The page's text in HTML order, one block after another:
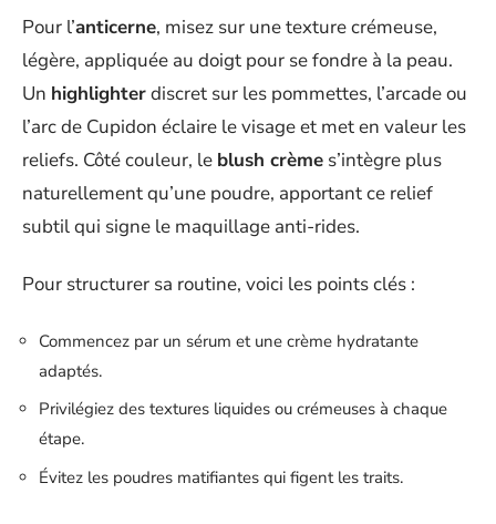
Pour l’anticerne, misez sur une texture crémeuse,
légère, appliquée au doigt pour se fondre à la peau.
Un highlighterdiscret sur les pommettes, l’arcade ou
l’arc de Cupidon éclaire le visage et met en valeur les
reliefs. Côté couleur, le blush crème s’intègre plus
naturellement qu’une poudre, apportant ce relief
subtil qui signe le maquillage anti-rides.
Pour structurer sa routine, voici les points clés :
Commencez par un sérum et une crème hydratante
adaptés.
Privilégiez des textures liquides ou crémeuses à chaque
étape.
Évitez les poudres matifiantes qui figent les traits.